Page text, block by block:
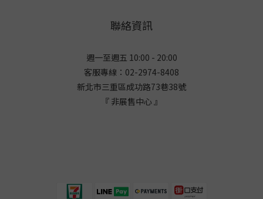
聯絡資訊
週一至週五 10:00 - 20:00
客服專線：02-2974-8408
新北市三重區成功路73巷38號
『 非展售中心 』